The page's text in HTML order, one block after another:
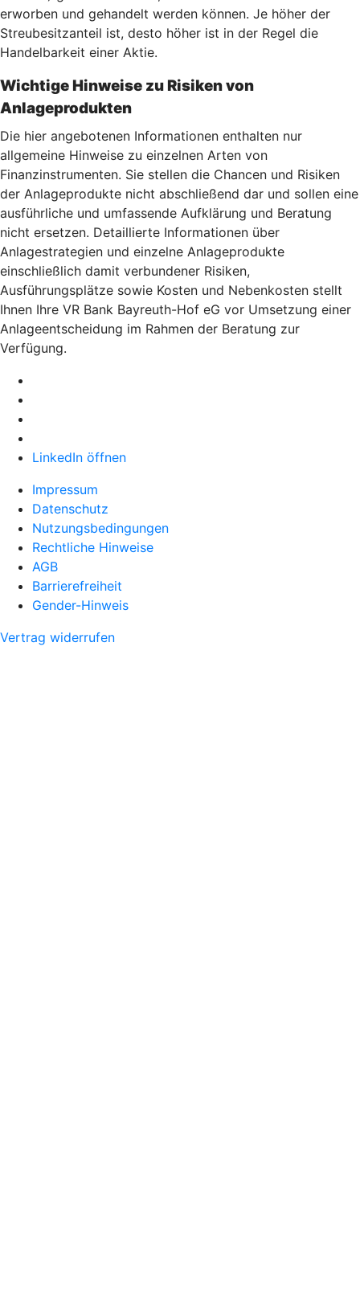
erworben und gehandelt werden können. Je höher der
Streubesitzanteil ist, desto höher ist in der Regel die
Handelbarkeit einer Aktie.
Wichtige Hinweise zu Risiken von
Anlageprodukten
Die hier angebotenen Informationen enthalten nur
allgemeine Hinweise zu einzelnen Arten von
Finanzinstrumenten. Sie stellen die Chancen und Risiken
der Anlageprodukte nicht abschließend dar und sollen eine
ausführliche und umfassende Aufklärung und Beratung
nicht ersetzen. Detaillierte Informationen über
Anlagestrategien und einzelne Anlageprodukte
einschließlich damit verbundener Risiken,
Ausführungsplätze sowie Kosten und Nebenkosten stellt
Ihnen Ihre VR Bank Bayreuth-Hof eG vor Umsetzung einer
Anlageentscheidung im Rahmen der Beratung zur
Verfügung.
LinkedIn öffnen
Impressum
Datenschutz
Nutzungsbedingungen
Rechtliche Hinweise
AGB
Barrierefreiheit
Gender-Hinweis
Vertrag widerrufen